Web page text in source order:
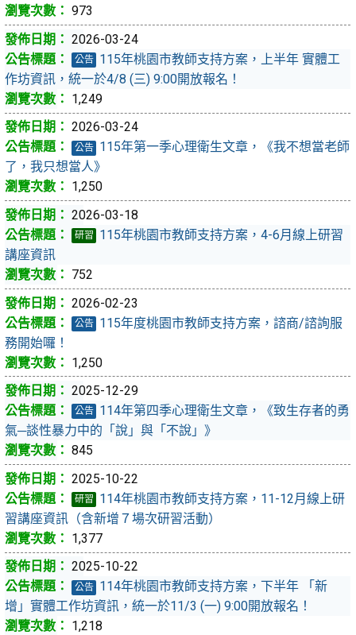
973
2026-03-24
公告 115年桃園市教師支持方案，上半年 實體工
作坊資訊，統一於4/8 (三) 9:00開放報名！
1,249
2026-03-24
公告 115年第一季心理衛生文章，《我不想當老師
了，我只想當人》
1,250
2026-03-18
研習
115年桃園市教師支持方案，4-6月線上研習
講座資訊
752
2026-02-23
公告 115年度桃園市教師支持方案，諮商/諮詢服
務開始囉！
1,250
2025-12-29
公告 114年第四季心理衛生文章，《致生存者的勇
氣─談性暴力中的「說」與「不說」》
845
2025-10-22
研習
114年桃園市教師支持方案，11-12月線上研
習講座資訊（含新增７場次研習活動）
1,377
2025-10-22
公告 114年桃園市教師支持方案，下半年 「新
增」實體工作坊資訊，統一於11/3 (一) 9:00開放報名！
1,218